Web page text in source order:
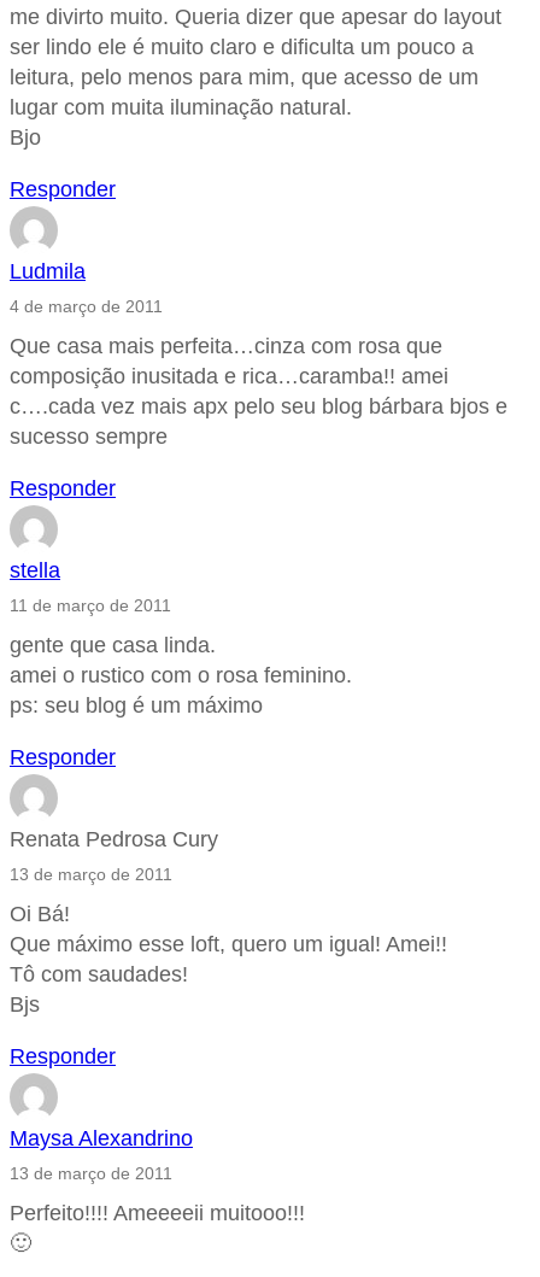
me divirto muito. Queria dizer que apesar do layout
ser lindo ele é muito claro e dificulta um pouco a
leitura, pelo menos para mim, que acesso de um
lugar com muita iluminação natural.
Bjo
Responder
Ludmila
4 de março de 2011
Que casa mais perfeita…cinza com rosa que
composição inusitada e rica…caramba!! amei
c….cada vez mais apx pelo seu blog bárbara bjos e
sucesso sempre
Responder
stella
11 de março de 2011
gente que casa linda.
amei o rustico com o rosa feminino.
ps: seu blog é um máximo
Responder
Renata Pedrosa Cury
13 de março de 2011
Oi Bá!
Que máximo esse loft, quero um igual! Amei!!
Tô com saudades!
Bjs
Responder
Maysa Alexandrino
13 de março de 2011
Perfeito!!!! Ameeeeii muitooo!!!
🙂